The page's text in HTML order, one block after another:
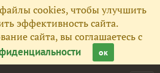
cookies, чтобы улучшить
эффективность сайта.
сайта, вы соглашаетесь с
ок